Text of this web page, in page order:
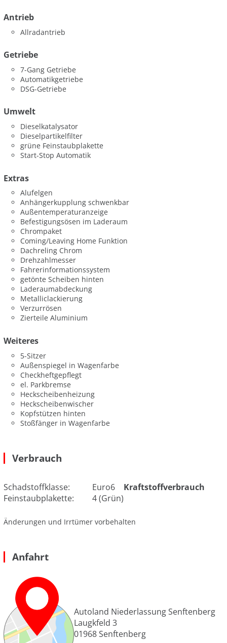
Antrieb
Allradantrieb
Getriebe
7-Gang Getriebe
Automatikgetriebe
DSG-Getriebe
Umwelt
Dieselkatalysator
Dieselpartikelfilter
grüne Feinstaubplakette
Start-Stop Automatik
Extras
Alufelgen
Anhängerkupplung schwenkbar
Außentemperaturanzeige
Befestigungsösen im Laderaum
Chrompaket
Coming/Leaving Home Funktion
Dachreling Chrom
Drehzahlmesser
Fahrerinformationssystem
getönte Scheiben hinten
Laderaumabdeckung
Metalliclackierung
Verzurrösen
Zierteile Aluminium
Weiteres
5-Sitzer
Außenspiegel in Wagenfarbe
Checkheftgepflegt
el. Parkbremse
Heckscheibenheizung
Heckscheibenwischer
Kopfstützen hinten
Stoßfänger in Wagenfarbe
Verbrauch
Schadstoffklasse:
Euro6
Feinstaubplakette:
4 (Grün)
Kraftstoffverbrauch
Änderungen und Irrtümer vorbehalten
Anfahrt
Autoland Niederlassung Senftenberg
Laugkfeld 3
01968Senftenberg